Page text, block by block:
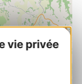
vie privée